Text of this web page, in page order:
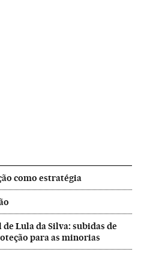
como estratégia
Lula da Silva: subidas de
para as minorias